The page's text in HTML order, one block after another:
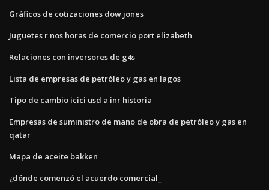
Gráficos de cotizaciones dow jones
Juguetes r nos horas de comercio port elizabeth
Relaciones con inversores de g4s
Lista de empresas de petróleo y gas en lagos
Tipo de cambio icici usd a inr historia
Empresas de suministro de mano de obra de petróleo y gas en
qatar
Mapa de aceite bakken
¿dónde comenzó el acuerdo comercial_